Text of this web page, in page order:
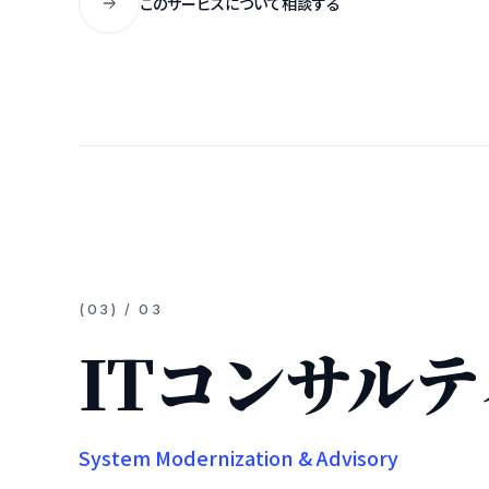
(03 ) / 0 3
ITコンサル
System Modernization & Advisory